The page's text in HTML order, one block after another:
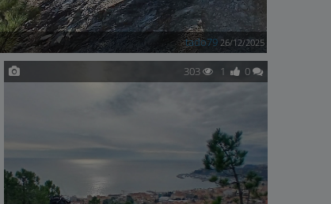
tado79 26/12/2025
303 1 0